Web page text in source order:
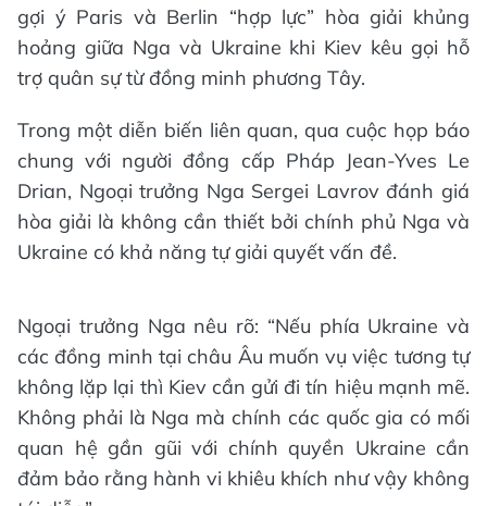
gợi ý Paris và Berlin “hợp lực” hòa giải khủng
hoảng giữa Nga và Ukraine khi Kiev kêu gọi hỗ
trợ quân sự từ đồng minh phương Tây.
Trong một diễn biến liên quan, qua cuộc họp báo
chung với người đồng cấp Pháp Jean-Yves Le
Drian, Ngoại trưởng Nga Sergei Lavrov đánh giá
hòa giải là không cần thiết bởi chính phủ Nga và
Ukraine có khả năng tự giải quyết vấn đề.
Ngoại trưởng Nga nêu rõ: “Nếu phía Ukraine và
các đồng minh tại châu Âu muốn vụ việc tương tự
không lặp lại thì Kiev cần gửi đi tín hiệu mạnh mẽ.
Không phải là Nga mà chính các quốc gia có mối
quan hệ gần gũi với chính quyền Ukraine cần
đảm bảo rằng hành vi khiêu khích như vậy không